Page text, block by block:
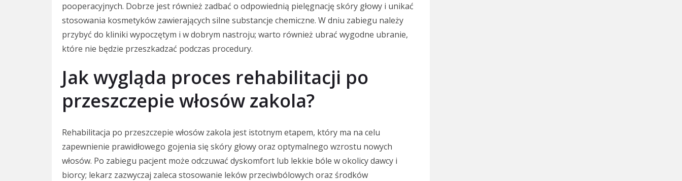
pooperacyjnych. Dobrze jest również zadbać o odpowiednią pielęgnację skóry głowy i unikać
stosowania kosmetyków zawierających silne substancje chemiczne. W dniu zabiegu należy
przybyć do kliniki wypoczętym i w dobrym nastroju; warto również ubrać wygodne ubranie,
które nie będzie przeszkadzać podczas procedury.
Jak wygląda proces rehabilitacji po
przeszczepie włosów zakola?
Rehabilitacja po przeszczepie włosów zakola jest istotnym etapem, który ma na celu
zapewnienie prawidłowego gojenia się skóry głowy oraz optymalnego wzrostu nowych
włosów. Po zabiegu pacjent może odczuwać dyskomfort lub lekkie bóle w okolicy dawcy i
biorcy; lekarz zazwyczaj zaleca stosowanie leków przeciwbólowych oraz środków